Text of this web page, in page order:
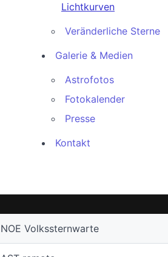
Lichtkurven
Veränderliche Sterne
Galerie & Medien
Astrofotos
Fotokalender
Presse
Kontakt
NOE Volkssternwarte